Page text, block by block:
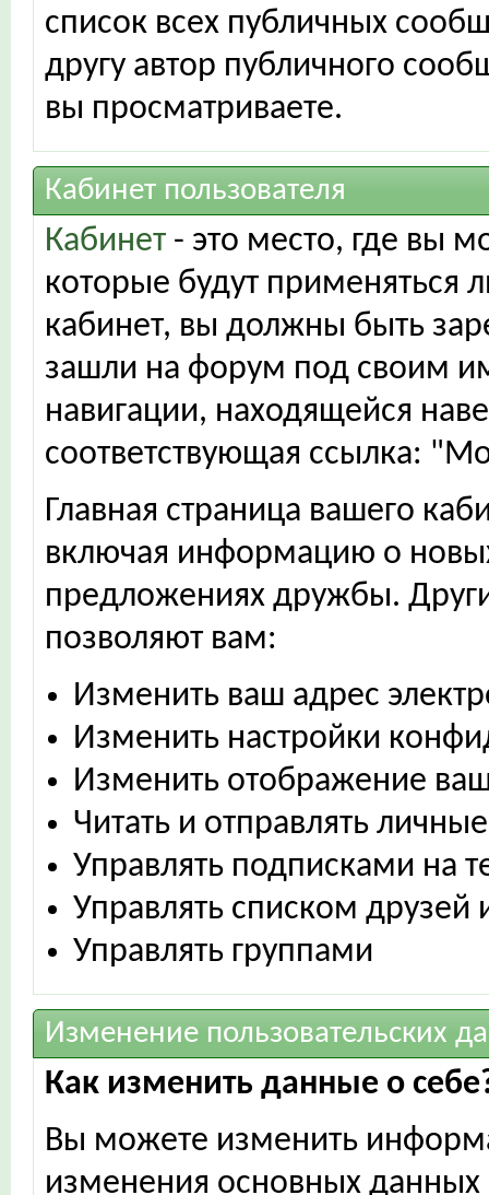
список всех публичных
другу автор публичного
вы просматриваете.
Кабинет пользователя
Кабинет - это место, где вы
которые будут применяться
кабинет, вы должны быть
зашли на форум под своим
навигации, находящейся
соответствующая ссылка:
Главная страница вашего
включая информацию о
предложениях дружбы.
позволяют вам:
Изменить ваш адрес
Изменить настройки
Изменить отображение
Читать и отправлять
Управлять подписками на
Управлять списком друзей
Управлять группами
Изменение пользовательских
Как изменить данные о
Вы можете изменить
изменения основных